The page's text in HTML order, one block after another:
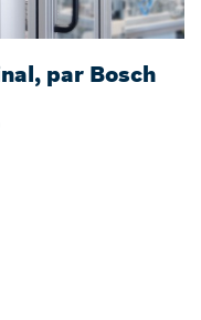
par Bosch